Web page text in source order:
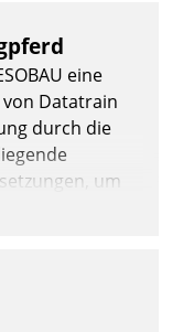
eine
Datatrain
durch die
um
und weitere